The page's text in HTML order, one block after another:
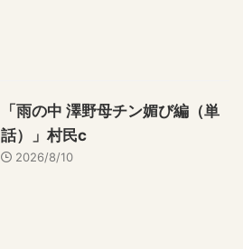
「雨の中 澤野母チン媚び編（単
話）」村民c
2026/8/10